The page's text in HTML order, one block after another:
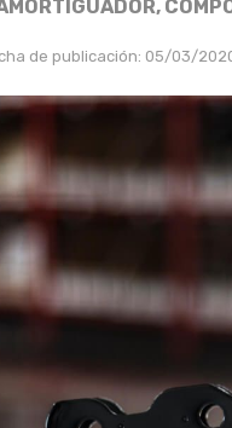
de publicación: 05/03/